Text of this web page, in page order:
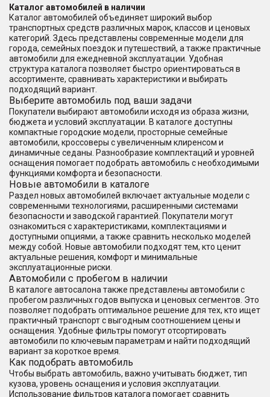
Каталог автомобилей в наличии
Каталог автомобилей объединяет широкий выбор
транспортных средств различных марок, классов и ценовых
категорий. Здесь представлены современные модели для
города, семейных поездок и путешествий, а также практичные
автомобили для ежедневной эксплуатации. Удобная
структура каталога позволяет быстро ориентироваться в
ассортименте, сравнивать характеристики и выбирать
подходящий вариант.
Выберите автомобиль под ваши задачи
Покупатели выбирают автомобили исходя из образа жизни,
бюджета и условий эксплуатации. В каталоге доступны
компактные городские модели, просторные семейные
автомобили, кроссоверы с увеличенным клиренсом и
динамичные седаны. Разнообразие комплектаций и уровней
оснащения помогает подобрать автомобиль с необходимыми
функциями комфорта и безопасности.
Новые автомобили в каталоге
Раздел новых автомобилей включает актуальные модели с
современными технологиями, расширенными системами
безопасности и заводской гарантией. Покупатели могут
ознакомиться с характеристиками, комплектациями и
доступными опциями, а также сравнить несколько моделей
между собой. Новые автомобили подходят тем, кто ценит
актуальные решения, комфорт и минимальные
эксплуатационные риски.
Автомобили с пробегом в наличии
В каталоге автосалона также представлены автомобили с
пробегом различных годов выпуска и ценовых сегментов. Это
позволяет подобрать оптимальное решение для тех, кто ищет
практичный транспорт с выгодным соотношением цены и
оснащения. Удобные фильтры помогут отсортировать
автомобили по ключевым параметрам и найти подходящий
вариант за короткое время.
Как подобрать автомобиль
Чтобы выбрать автомобиль, важно учитывать бюджет, тип
кузова, уровень оснащения и условия эксплуатации.
Использование фильтров каталога помогает сравнить